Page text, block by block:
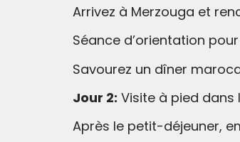
Arrivez à Merzouga et
Séance d’orientation
Savourez un dîner
Jour 2: Visite à pied dans
Après le petit-déjeuner,